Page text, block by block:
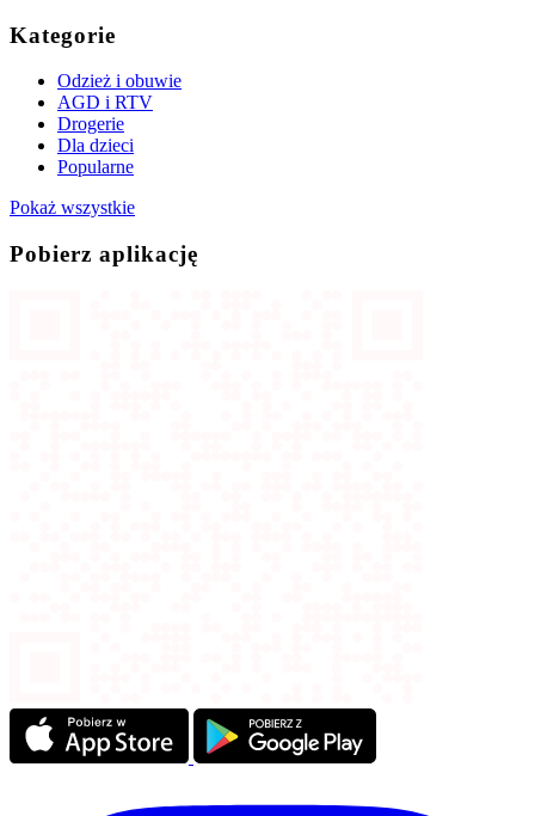
Kategorie
Odzież i obuwie
AGD i RTV
Drogerie
Dla dzieci
Popularne
Pokaż wszystkie
Pobierz aplikację